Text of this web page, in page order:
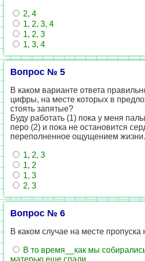
2, 4
1, 2, 3, 4
1, 2, 3
1, 3, 4
Вопрос № 5
В каком варианте ответа
цифры, на месте которых в
стоять запятые?
Буду работать (1) пока у меня
перо (2) и пока не остановится
переполненное ощущением жизни.
1, 2, 3
1, 2
1, 3
2, 3
Вопрос № 6
В каком случае на месте пропуска
В то время__как мы
матерью еще спали.